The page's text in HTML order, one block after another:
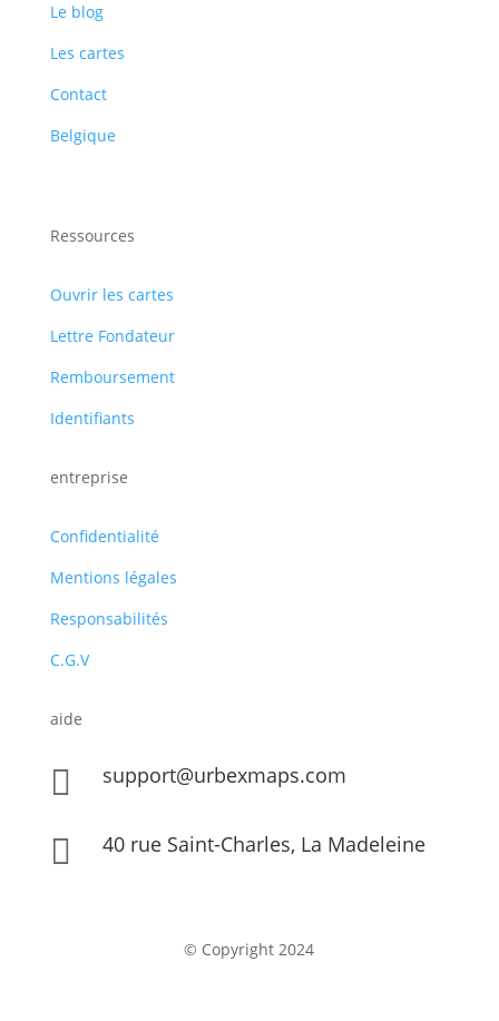
Le blog
Les cartes
Contact
Belgique
Ressources
Ouvrir les cartes
Lettre Fondateur
Remboursement
Identifiants
entreprise
Confidentialité
Mentions légales
Responsabilités
C.G.V
aide
 support@urbexmaps.com
 40 rue Saint-Charles, La Madeleine
© Copyright 2024